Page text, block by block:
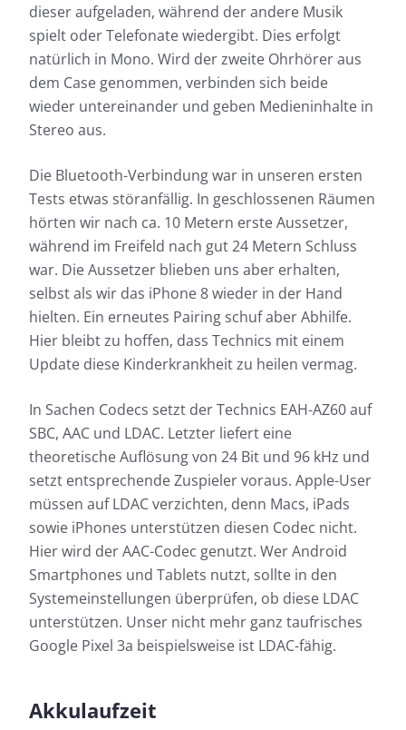
dieser aufgeladen, während der andere Musik
spielt oder Telefonate wiedergibt. Dies erfolgt
natürlich in Mono. Wird der zweite Ohrhörer aus
dem Case genommen, verbinden sich beide
wieder untereinander und geben Medieninhalte in
Stereo aus.
Die Bluetooth-Verbindung war in unseren ersten
Tests etwas störanfällig. In geschlossenen Räumen
hörten wir nach ca. 10 Metern erste Aussetzer,
während im Freifeld nach gut 24 Metern Schluss
war. Die Aussetzer blieben uns aber erhalten,
selbst als wir das iPhone 8 wieder in der Hand
hielten. Ein erneutes Pairing schuf aber Abhilfe.
Hier bleibt zu hoffen, dass Technics mit einem
Update diese Kinderkrankheit zu heilen vermag.
In Sachen Codecs setzt der Technics EAH-AZ60 auf
SBC, AAC und LDAC. Letzter liefert eine
theoretische Auflösung von 24 Bit und 96 kHz und
setzt entsprechende Zuspieler voraus. Apple-User
müssen auf LDAC verzichten, denn Macs, iPads
sowie iPhones unterstützen diesen Codec nicht.
Hier wird der AAC-Codec genutzt. Wer Android
Smartphones und Tablets nutzt, sollte in den
Systemeinstellungen überprüfen, ob diese LDAC
unterstützen. Unser nicht mehr ganz taufrisches
Google Pixel 3a beispielsweise ist LDAC-fähig.
Akkulaufzeit